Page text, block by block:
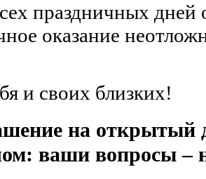
праздничных дней
оказание
и своих близких!
на открытый
ваши вопросы –